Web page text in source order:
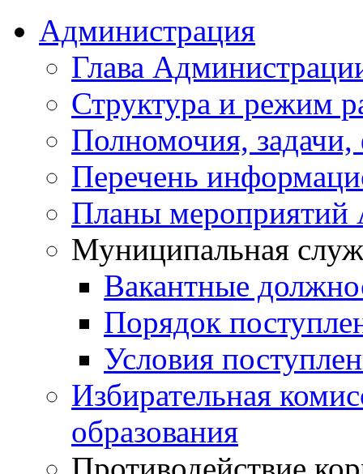
Администрация
Глава
Структура и режим
Полномочия,
Перечень
Планы мероприятий
Муниципальная
Вакантные
Порядок
Условия
Избирательная
образования